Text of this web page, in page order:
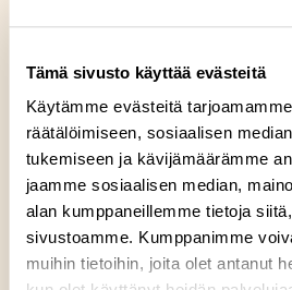
Tämä sivusto käyttää evästeitä
Käytämme evästeitä
räätälöimiseen, sosiaalisen
tukemiseen ja kävijämäärämme
jaamme sosiaalisen median,
alan kumppaneillemme tietoja
sivustoamme. Kumppanimme
muihin tietoihin, joita olet antanut
Kastike ratkaisee – ja
Hyvä siipi pärjää ilmankin, mutta
uudelle tasolle. Tulista, savua tai
viimeistelyllä syntyy jotain, minkä
Siivet rakastavat Poppamiehen